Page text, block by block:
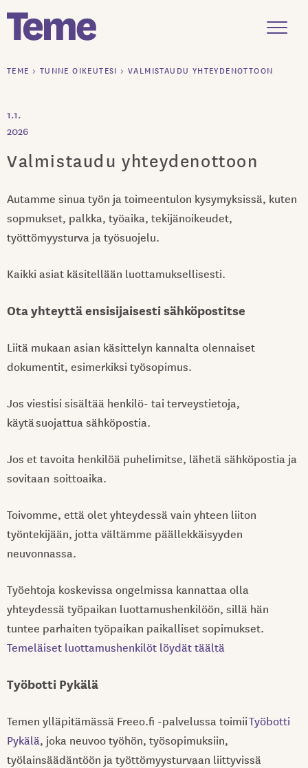
Siirry
TEME > TUNNE OIKEUTESI >VALMISTAUDU YHTEYDENOTTOON
1.1.
2026
Valmistaudu yhteydenottoon
Autamme sinua työn ja toimeentulon kysymyksissä, kuten
sopmukset, palkka, työaika, tekijänoikeudet,
työttömyysturva ja työsuojelu.
Kaikki asiat käsitellään luottamuksellisesti.
Ota yhteyttä ensisijaisesti sähköpostitse
Liitä mukaan asian käsittelyn kannalta olennaiset
dokumentit, esimerkiksi työsopimus.
Jos viestisi sisältää henkilö- tai terveystietoja,
käytä suojattua sähköpostia.
Jos et tavoita henkilöä puhelimitse, lähetä sähköpostia ja
sovitaan soittoaika.
Toivomme, että olet yhteydessä vain yhteen liiton
työntekijään, jotta vältämme päällekkäisyyden
neuvonnassa.
Työehtoja koskevissa ongelmissa kannattaa olla
yhteydessä työpaikan luottamushenkilöön, sillä hän
tuntee parhaiten työpaikan paikalliset sopimukset.
Temeläiset luottamushenkilöt löydät täältä
Työbotti Pykälä
Temen ylläpitämässä Freeo.fi -palvelussa toimiiTyöbotti
Pykälä, joka neuvoo työhön, työsopimuksiin,
työlainsäädäntöön ja työttömyysturvaan liittyvissä